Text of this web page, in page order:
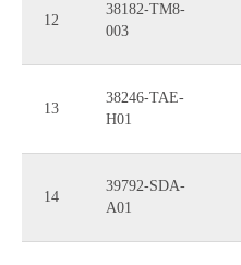
12
38182-TM8-
003
13
38246-TAE-
H01
14
39792-SDA-
A01